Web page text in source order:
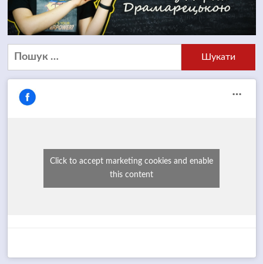
Пошук:
Click to accept marketing cookies and enable
this content